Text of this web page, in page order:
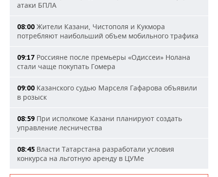
атаки БПЛА
08:00 Жители Казани, Чистополя и Кукмора
потребляют наибольший объем мобильного трафика
09:17 Россияне после премьеры «Одиссеи» Нолана
стали чаще покупать Гомера
09:00 Казанского судью Марселя Гафарова объявили
в розыск
08:59 При исполкоме Казани планируют создать
управление лесничества
08:45 Власти Татарстана разработали условия
конкурса на льготную аренду в ЦУМе